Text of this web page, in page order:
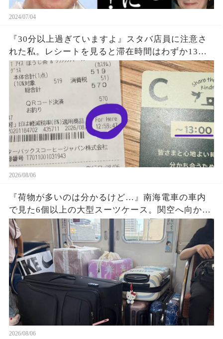
2024/07/04
『30分以上過ぎていますよ』スタバ店員に注意さ
れた私。レシートを見ると滞在時間はわずか13
秒？『For Here 12:59:41』という謎の表示に困
惑…一体何を基準に数えていたのか確認した結果
2026/08/06
『荷物が多いのは分かるけど…』南海電車の車内
で見た6個以上の大型スーツケース。関空へ向かう
旅行客の荷物が乗降口を塞ぎ、周囲が避け続けた
理由に考えさせられた
2026/08/06